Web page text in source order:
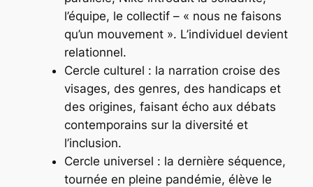
l’équipe, le collectif – « nous ne faisons
qu’un mouvement ». L’individuel devient
relationnel.
Cercle culturel : la narration croise des
visages, des genres, des handicaps et
des origines, faisant écho aux débats
contemporains sur la diversité et
l’inclusion.
Cercle universel : la dernière séquence,
tournée en pleine pandémie, élève le